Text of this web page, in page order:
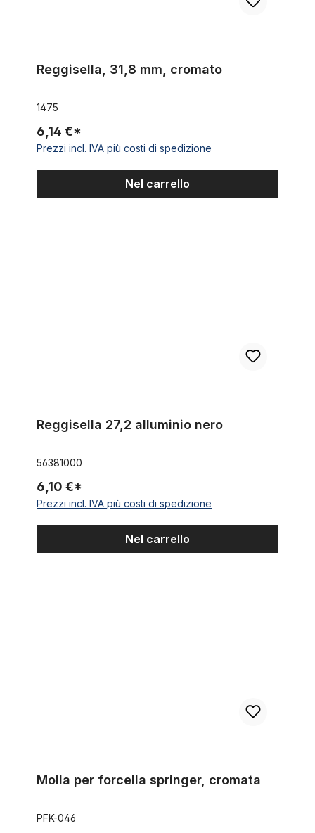
Reggisella, 31,8 mm, cromato
1475
6,14 €*
Prezzi incl. IVA più costi di spedizione
Nel carrello
Reggisella 27,2 alluminio nero
56381000
6,10 €*
Prezzi incl. IVA più costi di spedizione
Nel carrello
Molla per forcella springer, cromata
PFK-046